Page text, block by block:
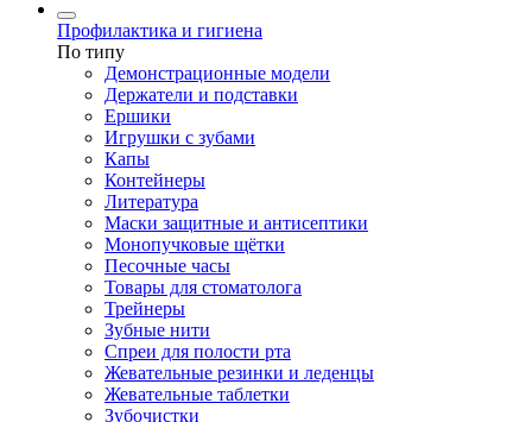
Профилактика и гигиена
По типу
Демонстрационные модели
Держатели и подставки
Ершики
Игрушки с зубами
Капы
Контейнеры
Литература
Маски защитные и антисептики
Монопучковые щётки
Песочные часы
Товары для стоматолога
Трейнеры
Зубные нити
Спреи для полости рта
Жевательные резинки и леденцы
Жевательные таблетки
Зубочистки